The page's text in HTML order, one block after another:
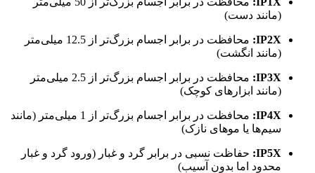
(مانند دست)
IP2X:
محافظت در برابر اجسام بزرگ‌تر از 12.5 میلی‌متر
(مانند انگشت)
IP3X:
محافظت در برابر اجسام بزرگ‌تر از 2.5 میلی‌متر
(مانند ابزارهای کوچک)
IP4X:
محافظت در برابر اجسام بزرگ‌تر از 1 میلی‌متر (مانند
سیم‌ها یا موهای نازک)
IP5X: حفاظت نسبی در برابر گرد و غبار (ورود گرد و غبار
محدود اما بدون آسیب)